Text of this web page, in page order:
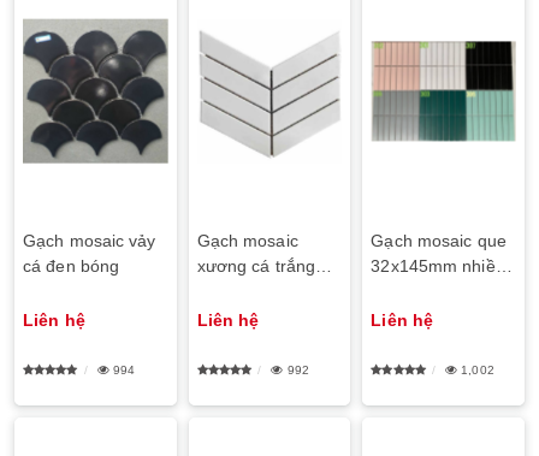
Gạch mosaic vảy
cá đen bóng
Liên hệ
994
Gạch mosaic
xương cá trắng
Liên hệ
992
Gạch mosaic que
32x145mm nhiều
Liên hệ
1,002